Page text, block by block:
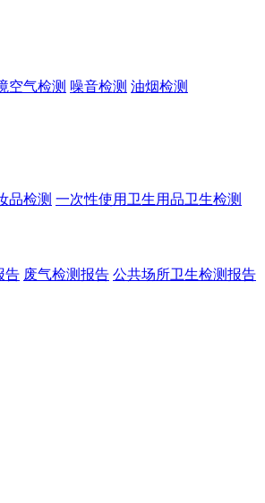
空气检测 噪音检测 油烟检测
品检测 一次性使用卫生用品卫生检测
告 废气检测报告 公共场所卫生检测报告